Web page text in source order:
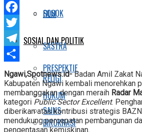
SOSOK
SOSIAL DAN POLITIK
PRESPEKTIF
HUKUM
BIROKRASI
FILM
SASTRA
RELIGI
SAINS
WhatsApp
Facebook
Twitter
Telegram
Share
Ngawi,Spotnews.id-Badan Amil Zakat
Kabupaten Ngawi kembali menorehkan
membanggakan dengan meraih Radar
kategori Public Sector Excellent.
diberikan atas kontribusi strategis
mendukung percepatan pembangunan
pengentasan kemiskinan.